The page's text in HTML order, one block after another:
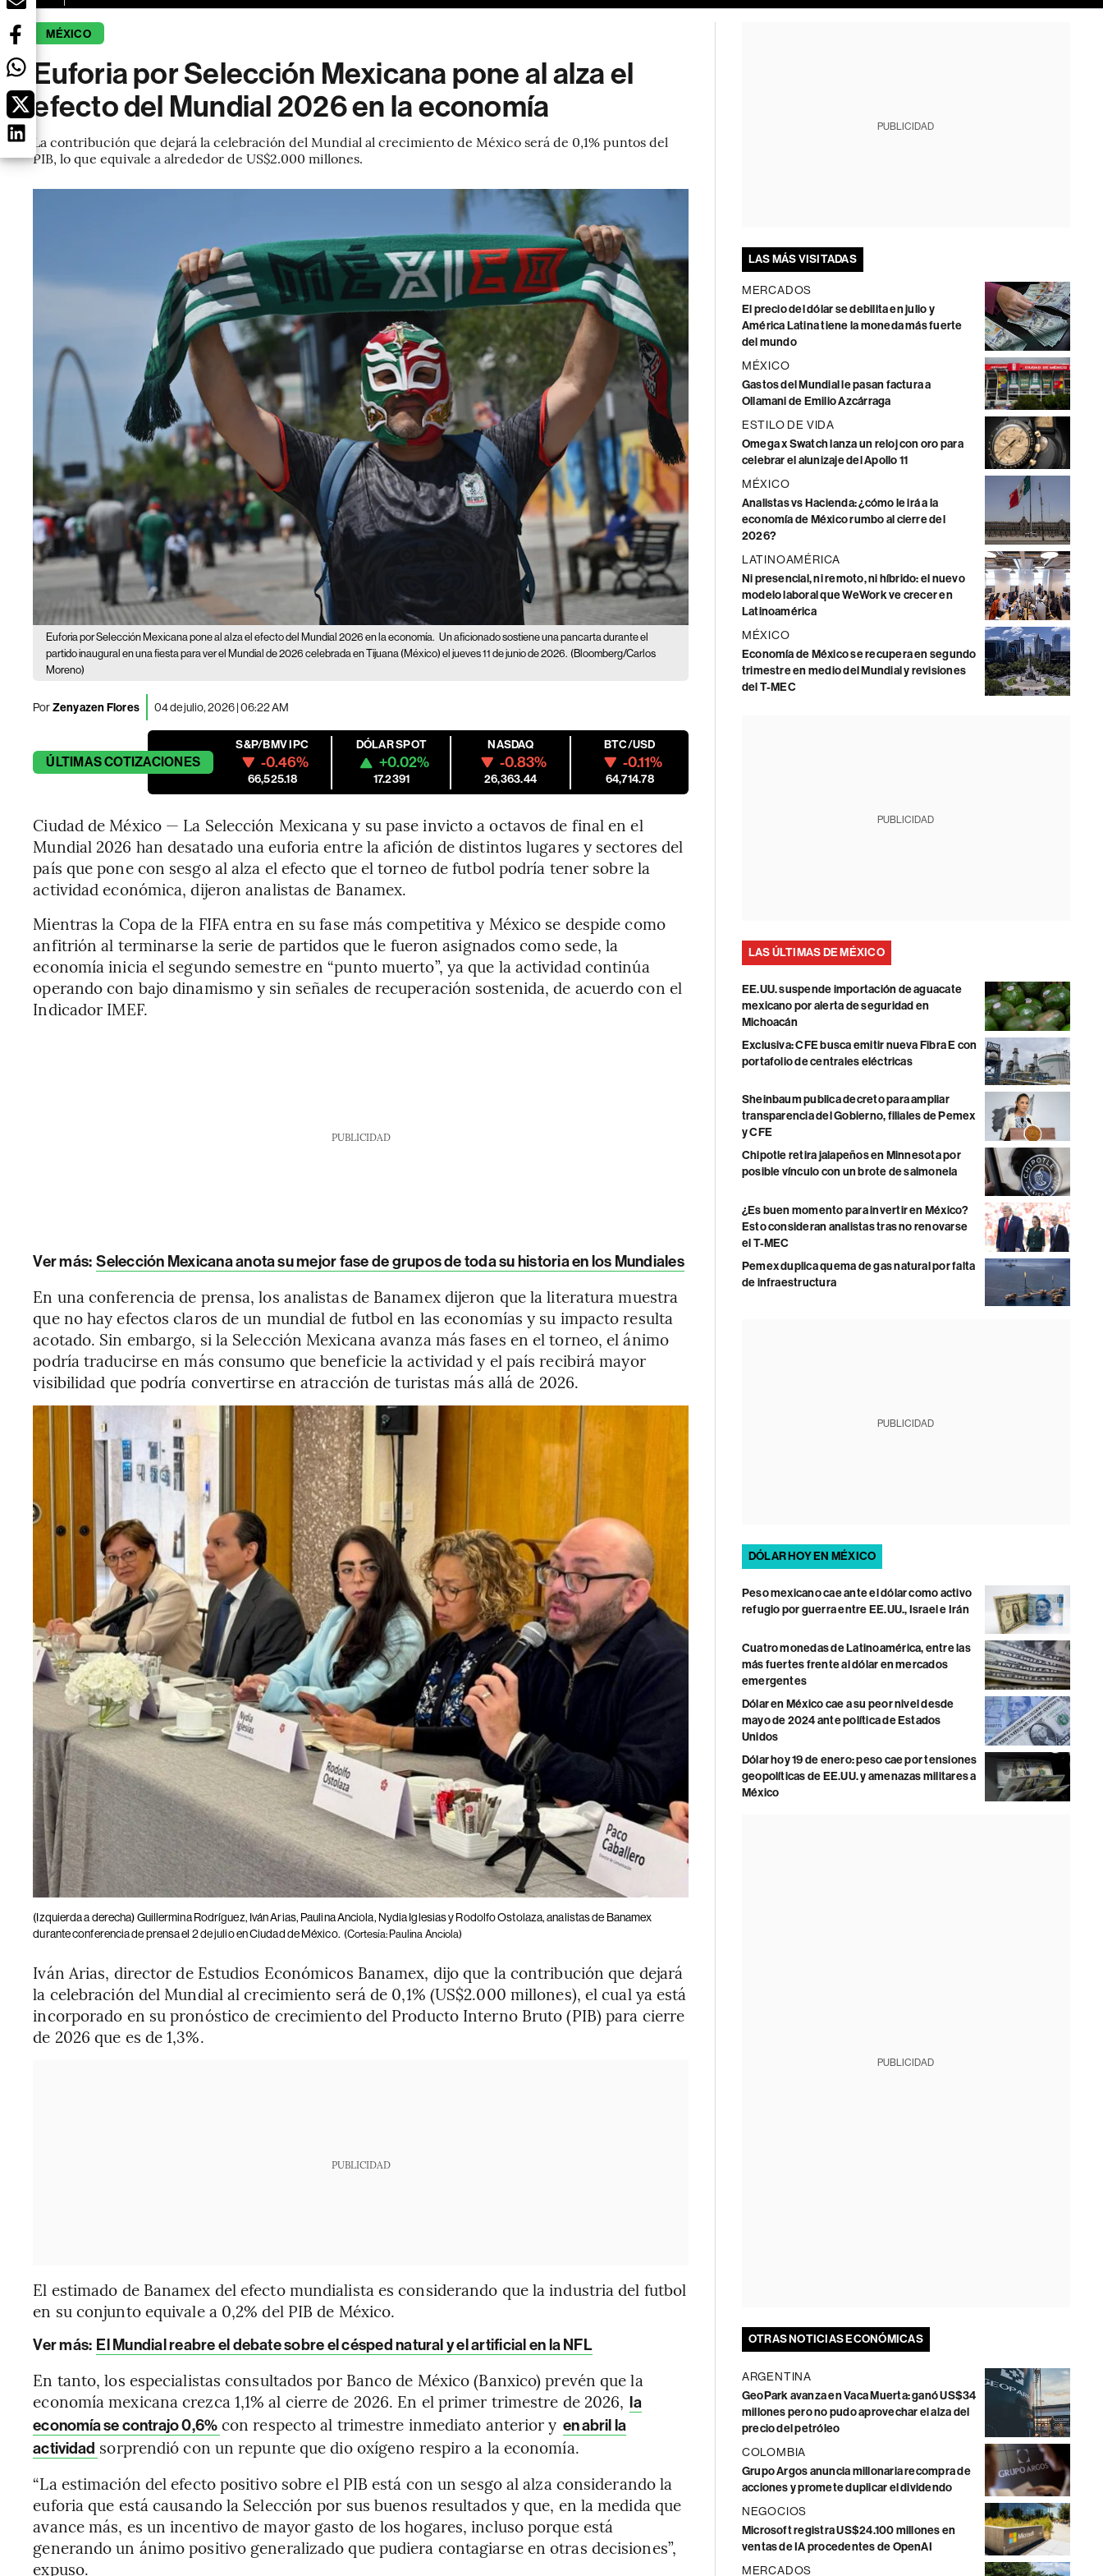
MÉXICO
Euforia por Selección Mexicana pone al alza el
efecto del Mundial 2026 en la economía
La contribución que dejará la celebración del Mundial al crecimiento de México será de 0,1% puntos del
PIB, lo que equivale a alrededor de US$2.000 millones.
Euforia por Selección Mexicana pone al alza el efecto del Mundial 2026 en la economía. Un aficionado sostiene una pancarta durante el
partido inaugural en una fiesta para ver el Mundial de 2026 celebrada en Tijuana (México) el jueves 11 de junio de 2026. (Bloomberg/Carlos
Moreno)
PorZenyazen Flores 04 de julio, 2026 | 06:22 AM
ÚLTIMASCOTIZACIONES
S&P/BMV IPC
-0.46%
66,525.18
DÓLAR SPOT
+0.02%
17.2391
NASDAQ
-0.83%
26,363.44
BTC/USD
-0.11%
64,714.78
Ciudad de México — La Selección Mexicana y su pase invicto a octavos de final en el
Mundial 2026 han desatado una euforia entre la afición de distintos lugares y sectores del
país que pone con sesgo al alza el efecto que el torneo de futbol podría tener sobre la
actividad económica, dijeron analistas de Banamex.
Mientras la Copa de la FIFA entra en su fase más competitiva y México se despide como
anfitrión al terminarse la serie de partidos que le fueron asignados como sede, la
economía inicia el segundo semestre en “punto muerto”, ya que la actividad continúa
operando con bajo dinamismo y sin señales de recuperación sostenida, de acuerdo con el
Indicador IMEF.
PUBLICIDAD
Ver más: Selección Mexicana anota su mejor fase de grupos de toda su historia en los Mundiales
En una conferencia de prensa, los analistas de Banamex dijeron que la literatura muestra
que no hay efectos claros de un mundial de futbol en las economías y su impacto resulta
acotado. Sin embargo, si la Selección Mexicana avanza más fases en el torneo, el ánimo
podría traducirse en más consumo que beneficie la actividad y el país recibirá mayor
visibilidad que podría convertirse en atracción de turistas más allá de 2026.
(Izquierda a derecha) Guillermina Rodríguez, Iván Arias, Paulina Anciola, Nydia Iglesias y Rodolfo Ostolaza, analistas de Banamex
durante conferencia de prensa el 2 de julio en Ciudad de México. (Cortesía: Paulina Anciola)
Iván Arias, director de Estudios Económicos Banamex, dijo que la contribución que dejará
la celebración del Mundial al crecimiento será de 0,1% (US$2.000 millones), el cual ya está
incorporado en su pronóstico de crecimiento del Producto Interno Bruto (PIB) para cierre
de 2026 que es de 1,3%.
PUBLICIDAD
El estimado de Banamex del efecto mundialista es considerando que la industria del futbol
en su conjunto equivale a 0,2% del PIB de México.
Ver más: El Mundial reabre el debate sobre el césped natural y el artificial en la NFL
En tanto, los especialistas consultados por Banco de México (Banxico) prevén que la
economía mexicana crezca 1,1% al cierre de 2026. En el primer trimestre de 2026, la
economía se contrajo 0,6% con respecto al trimestre inmediato anterior y en abril la
actividad sorprendió con un repunte que dio oxígeno respiro a la economía.
“La estimación del efecto positivo sobre el PIB está con un sesgo al alza considerando la
euforia que está causando la Selección por sus buenos resultados y que, en la medida que
avance más, es un incentivo de mayor gasto de los hogares, incluso porque está
generando un ánimo positivo generalizado que pudiera contagiarse en otras decisiones”,
expuso.
PUBLICIDAD
LAS MÁS VISITADAS
MERCADOS
El precio del dólar se debilita en julio y
América Latina tiene la moneda más fuerte
del mundo
MÉXICO
Gastos del Mundial le pasan factura a
Ollamani de Emilio Azcárraga
ESTILO DE VIDA
Omega x Swatch lanza un reloj con oro para
celebrar el alunizaje del Apollo 11
MÉXICO
Analistas vs Hacienda: ¿cómo le irá a la
economía de México rumbo al cierre del
2026?
LATINOAMÉRICA
Ni presencial, ni remoto, ni híbrido: el nuevo
modelo laboral que WeWork ve crecer en
Latinoamérica
MÉXICO
Economía de México se recupera en segundo
trimestre en medio del Mundial y revisiones
del T-MEC
PUBLICIDAD
LAS ÚLTIMAS DE MÉXICO
EE.UU. suspende importación de aguacate
mexicano por alerta de seguridad en
Michoacán
Exclusiva: CFE busca emitir nueva Fibra E con
portafolio de centrales eléctricas
Sheinbaum publica decreto para ampliar
transparencia del Gobierno, filiales de Pemex
y CFE
Chipotle retira jalapeños en Minnesota por
posible vínculo con un brote de salmonela
¿Es buen momento para invertir en México?
Esto consideran analistas tras no renovarse
el T-MEC
Pemex duplica quema de gas natural por falta
de infraestructura
PUBLICIDAD
DÓLAR HOY EN MÉXICO
Peso mexicano cae ante el dólar como activo
refugio por guerra entre EE.UU., Israel e Irán
Cuatro monedas de Latinoamérica, entre las
más fuertes frente al dólar en mercados
emergentes
Dólar en México cae a su peor nivel desde
mayo de 2024 ante política de Estados
Unidos
Dólar hoy 19 de enero: peso cae por tensiones
geopolíticas de EE.UU. y amenazas militares a
México
PUBLICIDAD
OTRAS NOTICIAS ECONÓMICAS
ARGENTINA
GeoPark avanza en Vaca Muerta: ganó US$34
millones pero no pudo aprovechar el alza del
precio del petróleo
COLOMBIA
Grupo Argos anuncia millonaria recompra de
acciones y promete duplicar el dividendo
NEGOCIOS
Microsoft registra US$24.100 millones en
ventas de IA procedentes de OpenAI
MERCADOS